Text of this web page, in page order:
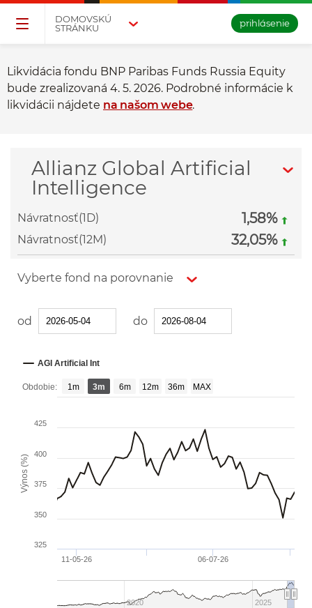
DOMOVSKÚ
STRÁNKU
prihlásenie
Likvidácia fondu BNP Paribas Funds Russia Equity
bude zrealizovaná 4. 5. 2026. Podrobné informácie k
likvidácii nájdete na našom webe.
Allianz Global Artificial
Intelligence
Návratnosť(1D) 1,58%
Návratnosť(12M) 32,05%
Vyberte fond na porovnanie
od Vyberte datum odVyberte datum od:
do Vyberte datum do
Vyberte
Graf na porovnanie fondov AGI Artificial Int.
Výnos (%)
11-05-26 06-07-26
2020 2025
400
325
350
375
425
Obdobie: 1m 3m 6m 12m 36m MAX
AGI Artificial Int